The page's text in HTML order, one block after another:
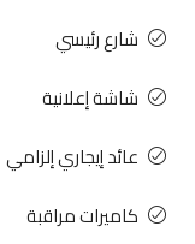
شارع رئيسي
شاشة إعلانية
عائد إيجاري إلزامي
كاميرات مراقبة